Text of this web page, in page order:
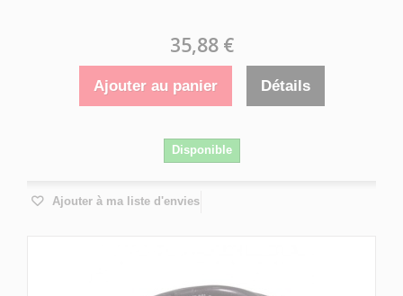
35,88 €
Ajouter au panier Détails
Disponible
Ajouter à ma liste d'envies